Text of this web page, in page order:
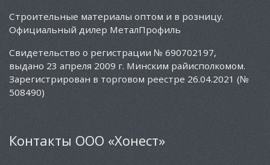
Cтроительные материалы оптом и в розницу.
Официальный дилер МеталПрофиль
Свидетельство о регистрации № 690702197,
выдано 23 апреля 2009 г. Минским райисполкомом.
Зарегистрирован в торговом реестре 26.04.2021 (№
508490)
Контакты ООО «Хонест»